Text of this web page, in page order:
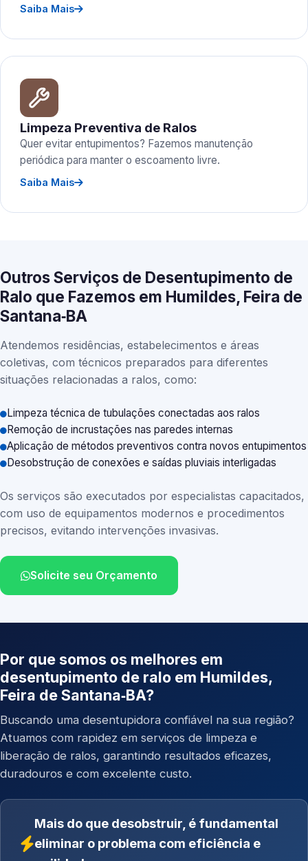
Saiba Mais
Limpeza Preventiva de Ralos
Quer evitar entupimentos? Fazemos manutenção
periódica para manter o escoamento livre.
Saiba Mais
Outros Serviços de Desentupimento de
Ralo que Fazemos em Humildes, Feira de
Santana‑BA
Atendemos residências, estabelecimentos e áreas
coletivas, com técnicos preparados para diferentes
situações relacionadas a ralos, como:
Limpeza técnica de tubulações conectadas aos ralos
Remoção de incrustações nas paredes internas
Aplicação de métodos preventivos contra novos entupimentos
Desobstrução de conexões e saídas pluviais interligadas
Os serviços são executados por especialistas capacitados,
com uso de equipamentos modernos e procedimentos
precisos, evitando intervenções invasivas.
Solicite seu Orçamento
Por que somos os melhores em
desentupimento de ralo em Humildes,
Feira de Santana‑BA?
Buscando uma desentupidora confiável na sua região?
Atuamos com rapidez em serviços de limpeza e
liberação de ralos, garantindo resultados eficazes,
duradouros e com excelente custo.
Mais do que desobstruir, é fundamental
eliminar o problema com eficiência e